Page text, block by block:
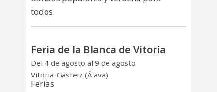
todos.
Feria de la Blanca de Vitoria
Del 4 de agosto al 9 de agosto
Vitoria-Gasteiz (Álava)
Ferias